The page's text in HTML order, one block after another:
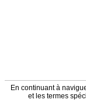
En continuant à
et les termes